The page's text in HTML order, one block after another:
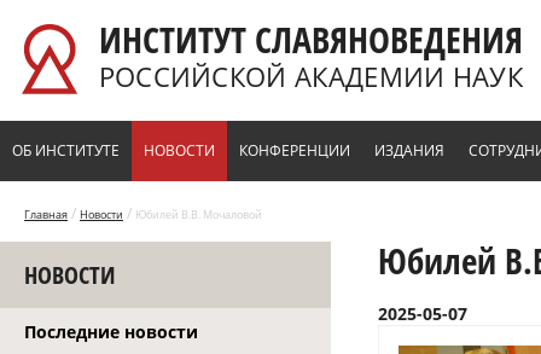
ИНСТИТУТ СЛАВЯНОВЕДЕНИЯ
РОССИЙСКОЙ АКАДЕМИИ НАУК
ОБ ИНСТИТУТЕ НОВОСТИ КОНФЕРЕНЦИИ ИЗДАНИЯ
Главная / Новости / Юбилей В.В. Мочаловой
НОВОСТИ
Последние новости
Юбилей
2025-05-07